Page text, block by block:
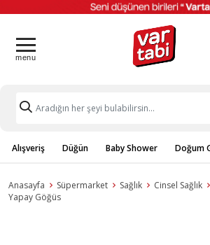
Alışveriş Düğün Baby Shower Doğum
Anasayfa Süpermarket Sağlık Cinsel Sağlık
Yapay Göğüs